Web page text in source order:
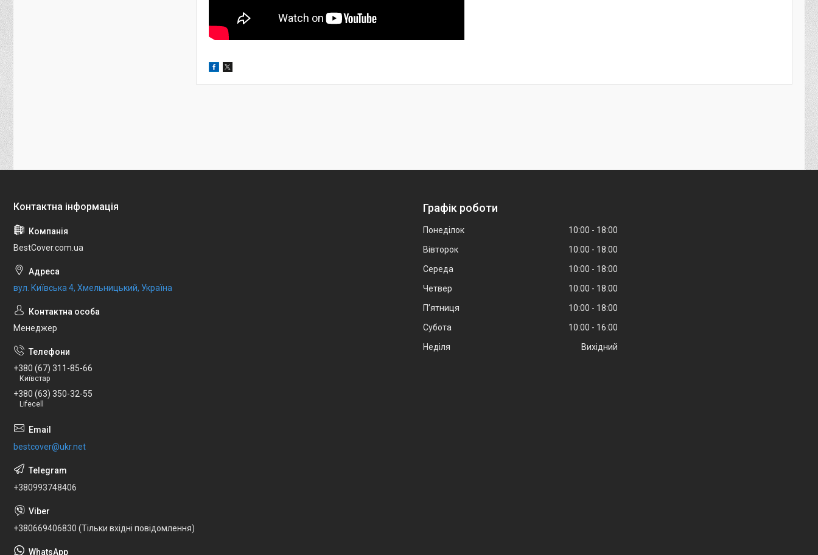
BestCover.com.ua
вул. Київська 4, Хмельницький, Україна
Менеджер
+380 (67) 311-85-66
Київстар
+380 (63) 350-32-55
Lifecell
bestcover@ukr.net
+380993748406
+380669406830 (Тільки вхідні повідомлення)
Графік роботи
Понеділок 10:00
18:00
Вівторок
10:00
18:00
Середа
10:00
18:00
Четвер
10:00
18:00
Пʼятниця
10:00
18:00
Субота
10:00
16:00
Неділя
Вихідний